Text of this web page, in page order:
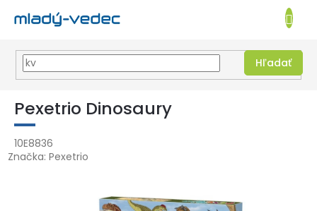
Prejsť
obsah
EUR
Hľadať
KOŠÍK
Pexetrio Dinosaury
10E8836
Značka: Pexetrio